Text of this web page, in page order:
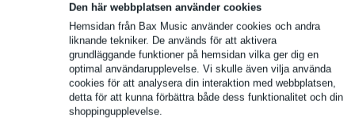
Den här webbplatsen använder cookies
Hemsidan från Bax Music använder cookies och andra
liknande tekniker. De används för att aktivera
grundläggande funktioner på hemsidan vilka ger dig en
optimal användarupplevelse. Vi skulle även vilja använda
cookies för att analysera din interaktion med webbplatsen,
detta för att kunna förbättra både dess funktionalitet och din
shoppingupplevelse.
Produktinformation
diameter: 16 mm
längd: 45 mm
Fullständiga specifikationer